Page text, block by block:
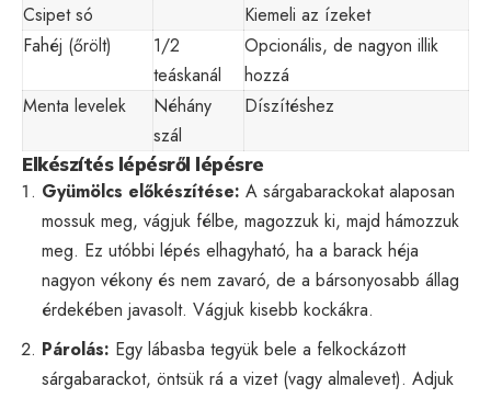
Csipet só
Kiemeli az ízeket
Fahéj (őrölt)
1/2
teáskanál
Opcionális, de nagyon illik
hozzá
Menta levelek
Néhány
szál
Díszítéshez
Elkészítés lépésről lépésre
Gyümölcs előkészítése: A sárgabarackokat alaposan
mossuk meg, vágjuk félbe, magozzuk ki, majd hámozzuk
meg. Ez utóbbi lépés elhagyható, ha a barack héja
nagyon vékony és nem zavaró, de a bársonyosabb állag
érdekében javasolt. Vágjuk kisebb kockákra.
Párolás: Egy lábasba tegyük bele a felkockázott
sárgabarackot, öntsük rá a vizet (vagy almalevet). Adjuk